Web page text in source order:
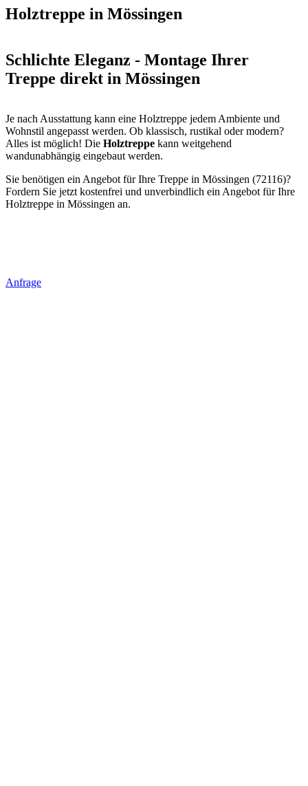
Holztreppe in Mössingen
Schlichte Eleganz - Montage Ihrer
Treppe direkt in Mössingen
Je nach Ausstattung kann eine Holztreppe jedem Ambiente und
Wohnstil angepasst werden. Ob klassisch, rustikal oder modern?
Alles ist möglich! Die Holztreppe kann weitgehend
wandunabhängig eingebaut werden.
Sie benötigen ein Angebot für Ihre Treppe in Mössingen (72116)?
Fordern Sie jetzt kostenfrei und unverbindlich ein Angebot für Ihre
Holztreppe in Mössingen an.
Anfrage